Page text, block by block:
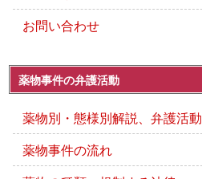
お問い合わせ
薬物事件の弁護活動
薬物別・態様別解説、弁護活動
薬物事件の流れ